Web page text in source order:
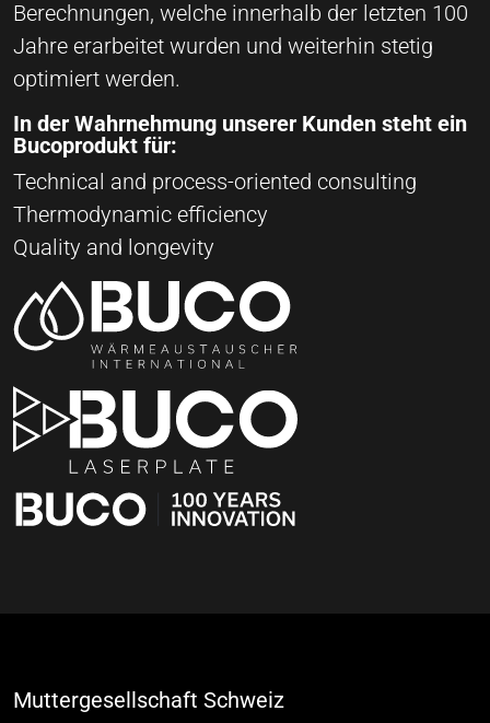
Berechnungen, welche innerhalb der letzten 100
Jahre erarbeitet wurden und weiterhin stetig
optimiert werden.
In der Wahrnehmung unserer Kunden steht ein
Bucoprodukt für:
Technical and process-oriented consulting
Thermodynamic efficiency
Quality and longevity
Muttergesellschaft Schweiz